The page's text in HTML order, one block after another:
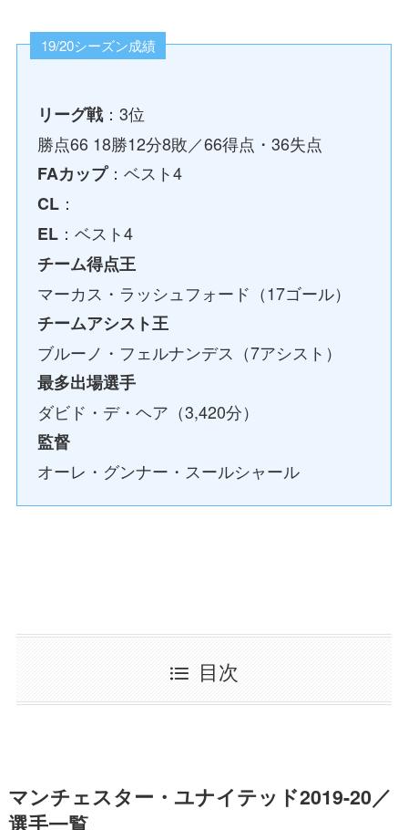
19/20シーズン成績
リーグ戦：3位
勝点66 18勝12分8敗／66得点・36失点
FAカップ：ベスト4
CL ：
EL ：ベスト4
チーム得点王
マーカス・ラッシュフォード（17ゴール）
チームアシスト王
ブルーノ・フェルナンデス（7アシスト）
最多出場選手
ダビド・デ・ヘア（3,420分）
監督
オーレ・グンナー・スールシャール
目次
マンチェスター・ユナイテッド2019-20／
選手一覧